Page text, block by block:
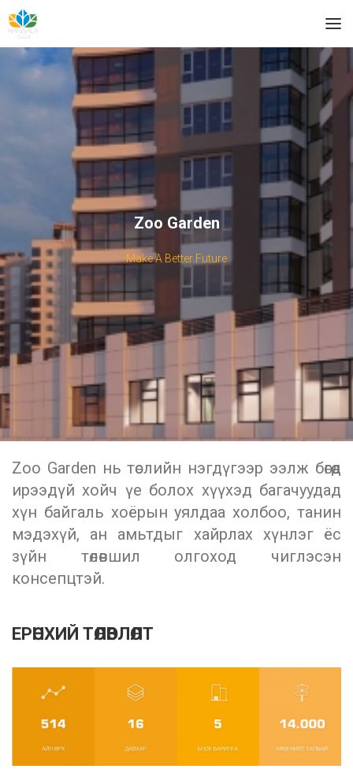
Zoo Garden
Make A Better Future
Zoo Garden нь төслийн нэгдүгээр ээлж бөгөөд
ирээдүй хойч үе болох хүүхэд багачуудад
хүн байгаль хоёрын уялдаа холбоо, танин
мэдэхүй, ан амьтдыг хайрлах хүнлэг ёс
зүйн төлөвшил олгоход чиглэсэн
консепцтэй.
ЕРӨНХИЙ ТӨЛӨВЛӨЛТ